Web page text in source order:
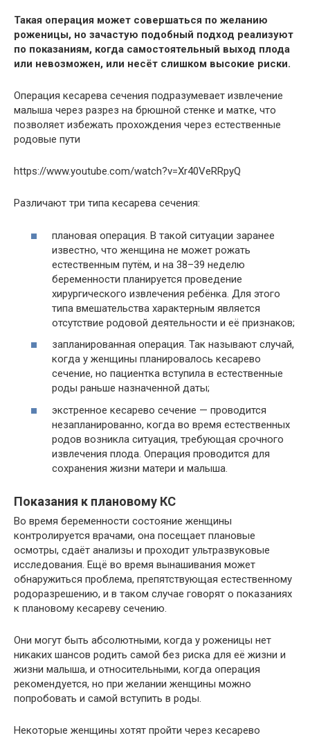
Такая операция может совершаться по желанию
роженицы, но зачастую подобный подход реализуют
по показаниям, когда самостоятельный выход плода
или невозможен, или несёт слишком высокие риски.
Операция кесарева сечения подразумевает извлечение
малыша через разрез на брюшной стенке и матке, что
позволяет избежать прохождения через естественные
родовые пути
https://www.youtube.com/watch?v=Xr40VeRRpyQ
Различают три типа кесарева сечения:
плановая операция. В такой ситуации заранее
известно, что женщина не может рожать
естественным путём, и на 38–39 неделю
беременности планируется проведение
хирургического извлечения ребёнка. Для этого
типа вмешательства характерным является
отсутствие родовой деятельности и её признаков;
запланированная операция. Так называют случай,
когда у женщины планировалось кесарево
сечение, но пациентка вступила в естественные
роды раньше назначенной даты;
экстренное кесарево сечение — проводится
незапланированно, когда во время естественных
родов возникла ситуация, требующая срочного
извлечения плода. Операция проводится для
сохранения жизни матери и малыша.
Показания к плановому КС
Во время беременности состояние женщины
контролируется врачами, она посещает плановые
осмотры, сдаёт анализы и проходит ультразвуковые
исследования. Ещё во время вынашивания может
обнаружиться проблема, препятствующая естественному
родоразрешению, и в таком случае говорят о показаниях
к плановому кесареву сечению.
Они могут быть абсолютными, когда у роженицы нет
никаких шансов родить самой без риска для её жизни и
жизни малыша, и относительными, когда операция
рекомендуется, но при желании женщины можно
попробовать и самой вступить в роды.
Некоторые женщины хотят пройти через кесарево